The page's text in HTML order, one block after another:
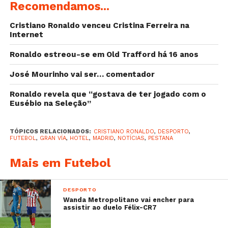
Recomendamos...
Cristiano Ronaldo venceu Cristina Ferreira na
Internet
Ronaldo estreou-se em Old Trafford há 16 anos
José Mourinho vai ser… comentador
Ronaldo revela que “gostava de ter jogado com o
Eusébio na Seleção”
TÓPICOS RELACIONADOS: CRISTIANO RONALDO, DESPORTO,
FUTEBOL, GRAN VÍA, HOTEL, MADRID, NOTÍCIAS, PESTANA
Mais em Futebol
DESPORTO
Wanda Metropolitano vai encher para
assistir ao duelo Félix-CR7